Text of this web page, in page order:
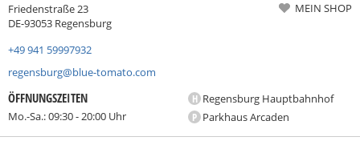
Friedenstraße 23
DE-93053 Regensburg
MEIN SHOP
+49 941 59997932
regensburg@blue-tomato.com
ÖFFNUNGSZEITEN
Mo.-Sa.: 09:30 - 20:00 Uhr
H Regensburg Hauptbahnhof
P Parkhaus Arcaden